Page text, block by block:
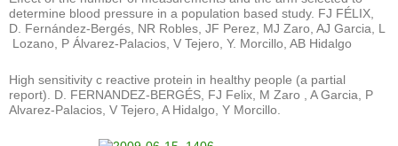
determine blood pressure in a population based study. FJ FÉLIX,
D. Fernández-Bergés, NR Robles, JF Perez, MJ Zaro, AJ Garcia, L
Lozano, P Álvarez-Palacios, V Tejero, Y. Morcillo, AB Hidalgo
High sensitivity c reactive protein in healthy people (a partial
report). D. FERNANDEZ-BERGÉS, FJ Felix, M Zaro , A Garcia, P
Alvarez-Palacios, V Tejero, A Hidalgo, Y Morcillo.